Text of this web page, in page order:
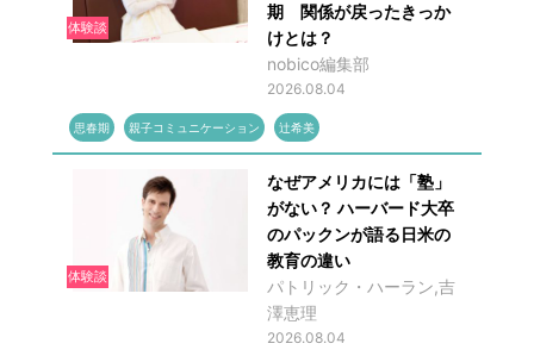
体験談
期 関係が戻ったきっか
けとは？
nobico編集部
2026.08.04
思春期 親子コミュニケーション 辻希美
体験談
なぜアメリカには「塾」
がない？ ハーバード大卒
のパックンが語る日米の
教育の違い
パトリック・ハーラン,吉
澤恵理
2026.08.04